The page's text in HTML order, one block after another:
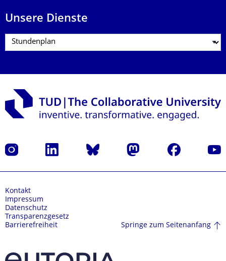
Unsere Dienste
Instagram LinkedIn Bluesky Mastodon Facebook
Kontakt
Impressum
Datenschutz
Transparenzgesetz
Barrierefreiheit
Springe zum Seitenanfang